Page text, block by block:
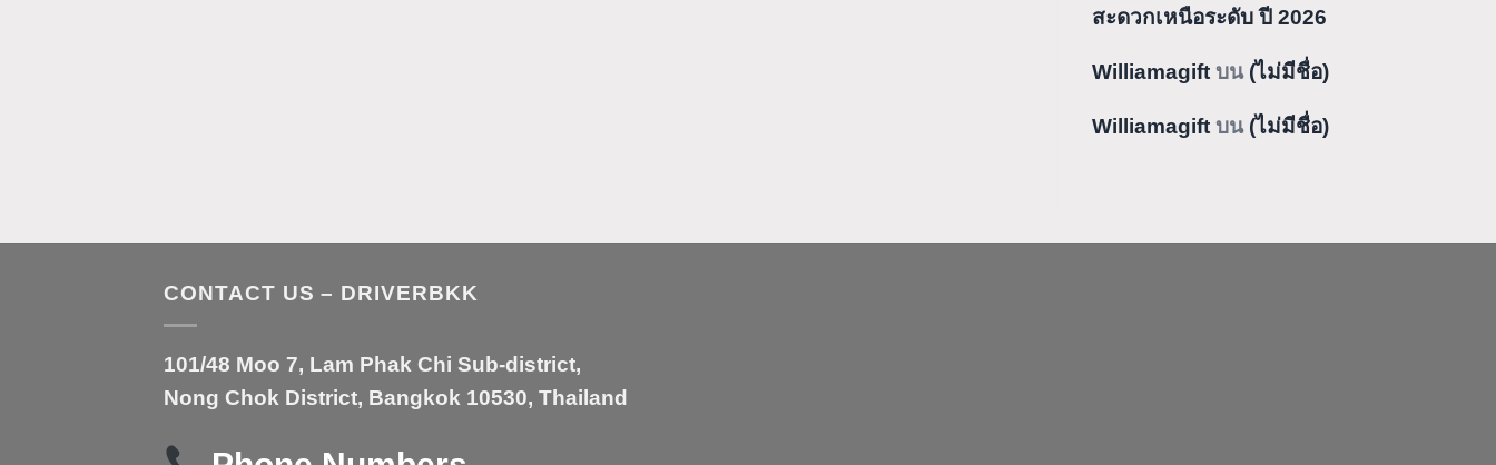
สะดวกเหนือระดับ ปี 2026
Williamagiftบน (ไม่มีชื่อ)
Williamagiftบน (ไม่มีชื่อ)
CONTACT US – DRIVERBKK
101/48 Moo 7, Lam Phak Chi Sub-district,
Nong Chok District, Bangkok 10530, Thailand